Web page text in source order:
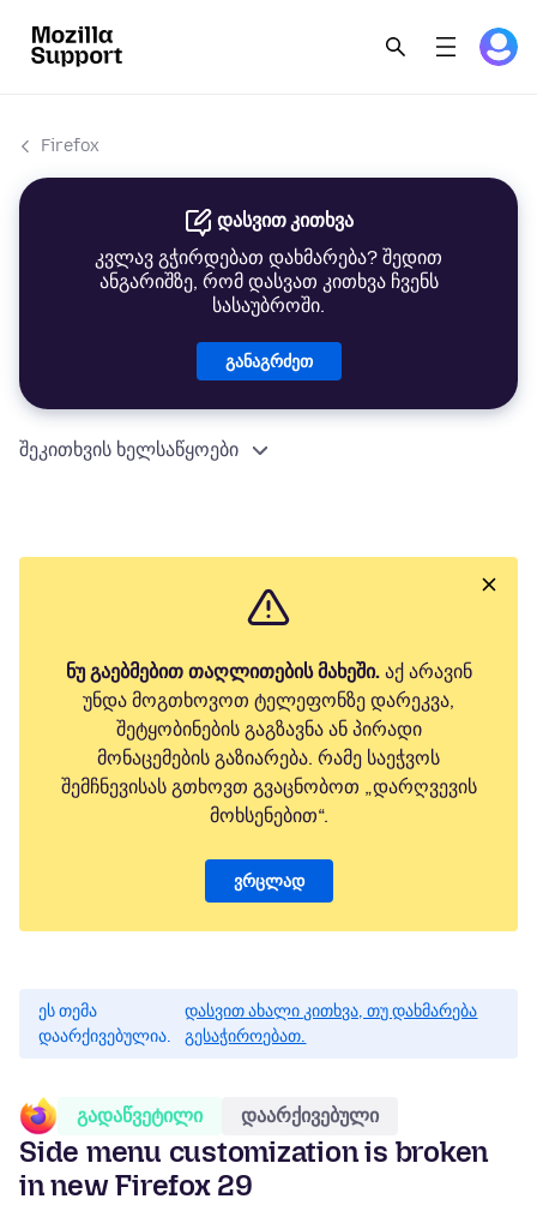
Firefox
დასვით კითხვა
კვლავ გჭირდებათ დახმარება? შედით
ანგარიშზე, რომ დასვათ კითხვა ჩვენს
სასაუბროში.
განაგრძეთ
შეკითხვის ხელსაწყოები
ნუ გაებმებით თაღლითების მახეში.აქ არავინ
უნდა მოგთხოვოთ ტელეფონზე დარეკვა,
შეტყობინების გაგზავნა ან პირადი
მონაცემების გაზიარება. რამე საეჭვოს
შემჩნევისას გთხოვთ გვაცნობოთ „დარღვევის
მოხსენებით“.
ვრცლად
ეს თემა
დაარქივებულია.
დასვით ახალი კითხვა, თუ დახმარება
გესაჭიროებათ.
გადაწვეტილი დაარქივებული
Side menu customization is broken
in new Firefox 29